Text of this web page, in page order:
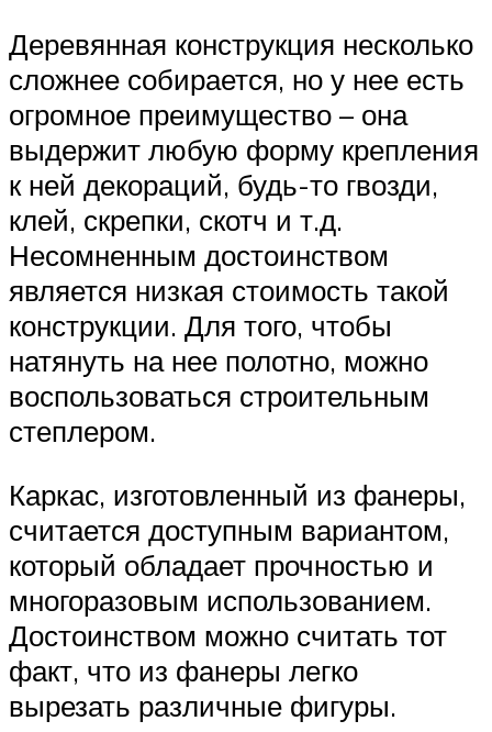
Деревянная конструкция несколько
сложнее собирается, но у нее есть
огромное преимущество – она
выдержит любую форму крепления
к ней декораций, будь-то гвозди,
клей, скрепки, скотч и т.д.
Несомненным достоинством
является низкая стоимость такой
конструкции. Для того, чтобы
натянуть на нее полотно, можно
воспользоваться строительным
степлером.
Каркас, изготовленный из фанеры,
считается доступным вариантом,
который обладает прочностью и
многоразовым использованием.
Достоинством можно считать тот
факт, что из фанеры легко
вырезать различные фигуры.